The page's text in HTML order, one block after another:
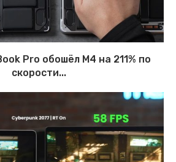
Pro обошёл M4 на 211% по
скорости...